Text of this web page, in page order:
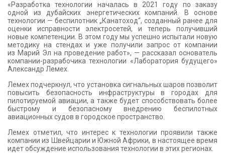
«Разработка технологии началась в 2021 году по заказу
одной из дубайских энергетических компаний. В основе
технологии — беспилотник „Канатоход“, созданный ранее для
оценки исправности электросетей, и теперь получивший
новые компетенции. В этом году мы успешно испытали новую
методику на стендах и уже получили запрос от компании
из Марий Эл на проведение работ», — рассказал основатель
компании-разрабочика технологии «Лаборатория будущего»
Александр Лемех.
Лемех подчеркнул, что установка сигнальных шаров позволит
повысить безопасность инфраструктуры в городах для
пилотируемой авиации, а также будет способствовать более
быстрому и безопасному внедрению беспилотных
авиационных судов в городское пространство.
Лемех отметил, что интерес к технологии проявили также
компании из Швейцарии и Южной Африки, в настоящее время
идет обсуждение использования технологии в этих регионах.